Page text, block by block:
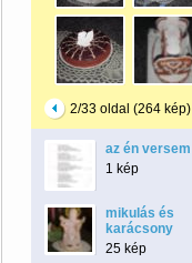
2/33 oldal (264 kép)
az én versem
1 kép
mikulás és
karácsony
25 kép